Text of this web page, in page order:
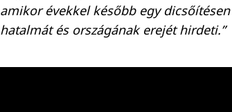
amikor évekkel később egy
hatalmát és országának erejét hirdeti.”